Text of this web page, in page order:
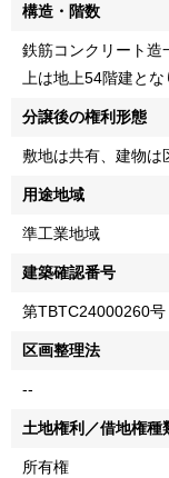
構造・階数
鉄筋コンクリート
上は地上54階建とな
分譲後の権利形態
敷地は共有、建物は
用途地域
準工業地域
建築確認番号
第TBTC24000260号
区画整理法
--
土地権利／借地権種
所有権